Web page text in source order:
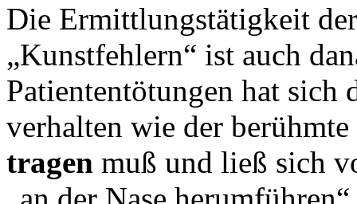
Die Ermittlungstätigkeit
„Kunstfehlern“ ist auch
Patiententötungen hat sich
verhalten wie der berühmte
tragen muß und ließ sich